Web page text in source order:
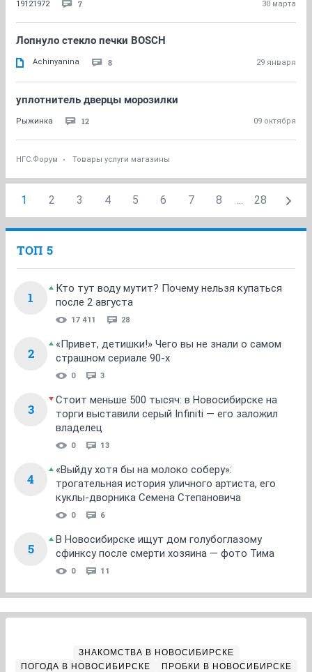
19121972 7 30 марта
Лопнуло стекло печки BOSCH
Achinyanina 8 29 января
уплотнитель дверцы морозилки
Рыжинка 12 09 октября
НГС.Форум Товары услуги магазины
1 2 3 4 5 6 7 8 ... 28
ТОП 5
1
Кто тут воду мутит? Почему нельзя купаться
после 2 августа
17 411 28
2
«Привет, детишки!» Чего вы не знали о самом
страшном сериале 90-х
0 3
3
Стоит меньше 500 тысяч: в Новосибирске на
торги выставили серый Infiniti — его заложил
владелец
0 13
4
«Выйду хотя бы на молоко соберу»:
трогательная история уличного артиста, его
куклы-дворника Семена Степановича
0 6
5
В Новосибирске ищут дом голубоглазому
сфинксу после смерти хозяина — фото Тима
0 11
ЗНАКОМСТВА В НОВОСИБИРСКЕ
ПОГОДА В НОВОСИБИРСКЕ
ПРОБКИ В НОВОСИБИРСКЕ